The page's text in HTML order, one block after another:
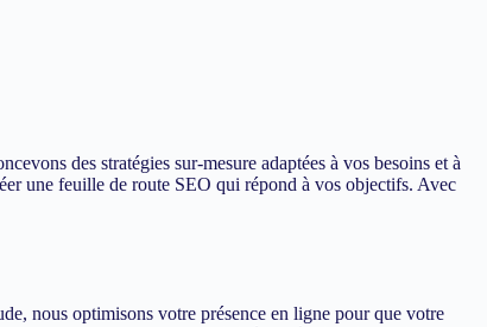
des stratégies sur-mesure adaptées à vos besoins et à
une feuille de route SEO qui répond à vos objectifs. Avec
nous optimisons votre présence en ligne pour que votre